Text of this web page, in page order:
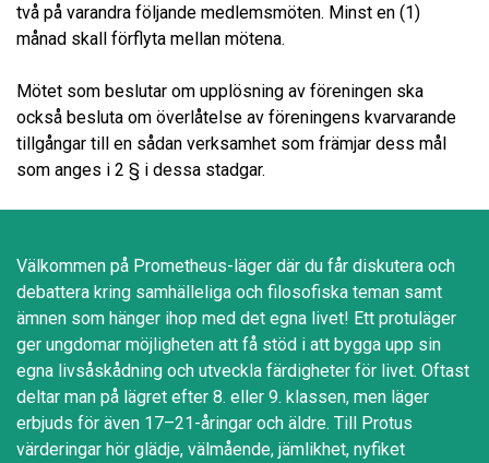
två på varandra följande medlemsmöten. Minst en (1)
månad skall förflyta mellan mötena.
Mötet som beslutar om upplösning av föreningen ska
också besluta om överlåtelse av föreningens kvarvarande
tillgångar till en sådan verksamhet som främjar dess mål
som anges i 2 § i dessa stadgar.
Välkommen på Prometheus-läger där du får diskutera och
debattera kring samhälleliga och filosofiska teman samt
ämnen som hänger ihop med det egna livet! Ett protuläger
ger ungdomar möjligheten att få stöd i att bygga upp sin
egna livsåskådning och utveckla färdigheter för livet. Oftast
deltar man på lägret efter 8. eller 9. klassen, men läger
erbjuds för även 17–21-åringar och äldre. Till Protus
värderingar hör glädje, välmående, jämlikhet, nyfiket